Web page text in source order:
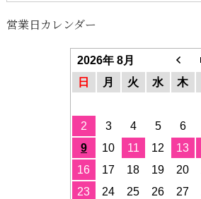
営業日カレンダー
2026年 8月
日
月 火 水 木
2
3 4 5 6
9
10 11 12 13
16
17 18 19 20
23
24 25 26 27